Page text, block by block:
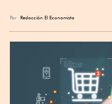
Por Redacción El Economista